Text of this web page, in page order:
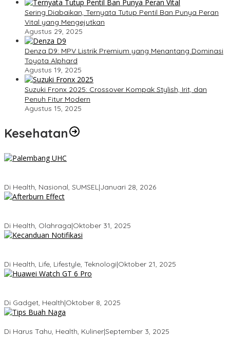
Sering Diabaikan, Ternyata Tutup Pentil Ban Punya Peran
Vital yang Mengejutkan
Agustus 29, 2025
Denza D9: MPV Listrik Premium yang Menantang Dominasi
Toyota Alphard
Agustus 19, 2025
Suzuki Fronx 2025: Crossover Kompak Stylish, Irit, dan
Penuh Fitur Modern
Agustus 15, 2025
Kesehatan
Di Health, Nasional, SUMSEL|Januari 28, 2026
Di Health, Olahraga|Oktober 31, 2025
Di Health, Life, Lifestyle, Teknologi|Oktober 21, 2025
Di Gadget, Health|Oktober 8, 2025
Di Harus Tahu, Health, Kuliner|September 3, 2025